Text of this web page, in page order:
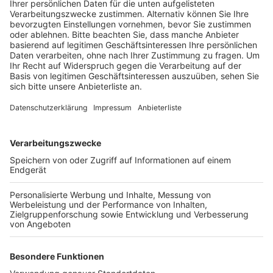
Veröffentlicht:Freitag, 26.11.2021 15:31
Das betrifft nach Angaben der Stadt Bergheim die
Parkplätze in der Bergheimer City und in Quadrath-
Ichendorf.
Autofahrer brauchen hier kein Ticket aus dem
Parkscheinautomaten und müssen auch keine
Parkscheibe auslegen.
Weihnachtseinkäufe ohne Zeitdruck in Bergheim